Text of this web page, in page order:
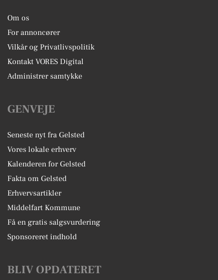
Om os
For annoncører
Vilkår og Privatlivspolitik
Kontakt VORES Digital
Administrer samtykke
GENVEJE
Seneste nyt fra Gelsted
Vores lokale erhverv
Kalenderen for Gelsted
Fakta om Gelsted
Erhvervsartikler
Middelfart Kommune
Få en gratis salgsvurdering
Sponsoreret indhold
BLIV OPDATERET